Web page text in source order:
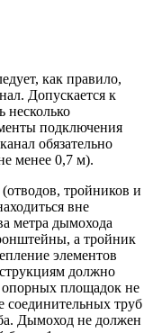
как правило,
Допускается к
несколько
подключения
обязательно
менее 0,7 м).
тройников и
вне
метра дымохода
а тройник
элементов
должно
опорных площадок не
соединительных труб
Дымоход не должен